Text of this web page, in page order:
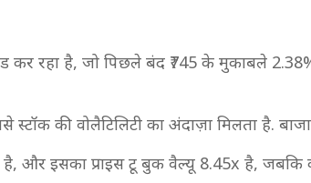
कर रहा है, जो पिछले बंद ₹745 के मुकाबले
स्टॉक की वोलैटिलिटी का अंदाज़ा मिलता है.
है, और इसका प्राइस टू बुक वैल्यू 8.45x है,